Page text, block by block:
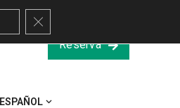
Reserva
ESPAÑOL
Cerrar el banner de cookies